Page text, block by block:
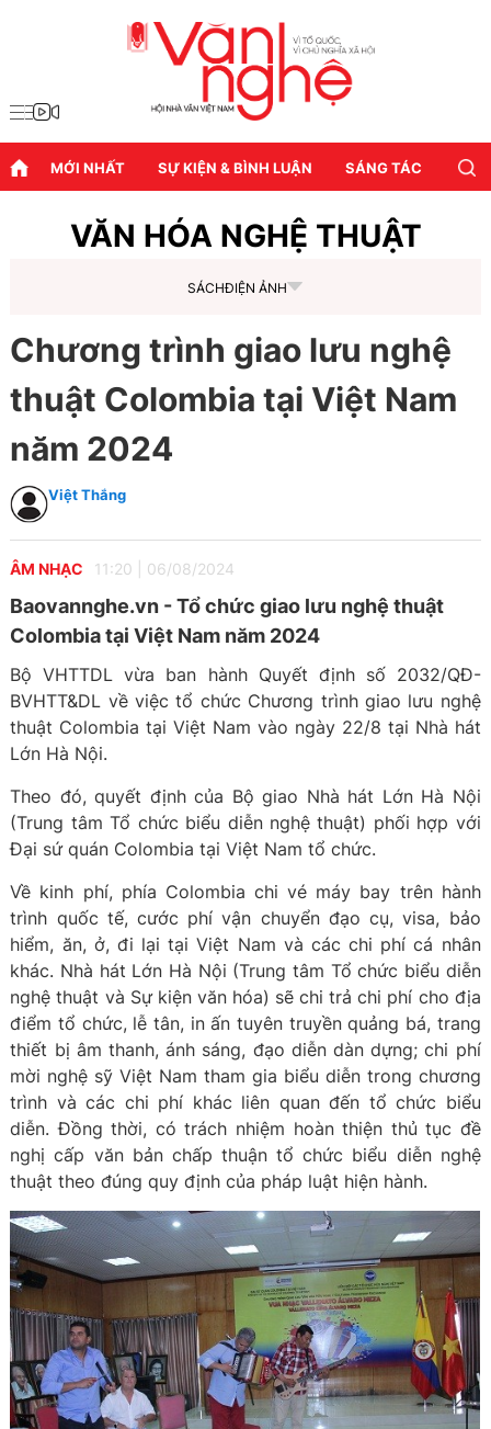
MỚI NHẤT SỰ KIỆN & BÌNH LUẬN SÁNG TÁC
VĂN HÓA NGHỆ THUẬT
SÁCHĐIỆN ẢNH
Chương trình giao lưu nghệ
thuật Colombia tại Việt Nam
năm 2024
Việt Thắng
ÂM NHẠC 11:20 06/08/2024
Baovannghe.vn - Tổ chức giao lưu nghệ thuật
Colombia tại Việt Nam năm 2024
Bộ VHTTDL vừa ban hành Quyết định số 2032/QĐ-
BVHTT&DL về việc tổ chức Chương trình giao lưu nghệ
thuật Colombia tại Việt Nam vào ngày 22/8 tại Nhà hát
Lớn Hà Nội.
Theo đó, quyết định của Bộ giao Nhà hát Lớn Hà Nội
(Trung tâm Tổ chức biểu diễn nghệ thuật) phối hợp với
Đại sứ quán Colombia tại Việt Nam tổ chức.
Về kinh phí, phía Colombia chi vé máy bay trên hành
trình quốc tế, cước phí vận chuyển đạo cụ, visa, bảo
hiểm, ăn, ở, đi lại tại Việt Nam và các chi phí cá nhân
khác. Nhà hát Lớn Hà Nội (Trung tâm Tổ chức biểu diễn
nghệ thuật và Sự kiện văn hóa) sẽ chi trả chi phí cho địa
điểm tổ chức, lễ tân, in ấn tuyên truyền quảng bá, trang
thiết bị âm thanh, ánh sáng, đạo diễn dàn dựng; chi phí
mời nghệ sỹ Việt Nam tham gia biểu diễn trong chương
trình và các chi phí khác liên quan đến tổ chức biểu
diễn. Đồng thời, có trách nhiệm hoàn thiện thủ tục đề
nghị cấp văn bản chấp thuận tổ chức biểu diễn nghệ
thuật theo đúng quy định của pháp luật hiện hành.